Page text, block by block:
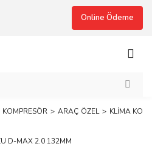
Online Ödeme
KOMPRESÖR ARAÇ ÖZEL KLİMA